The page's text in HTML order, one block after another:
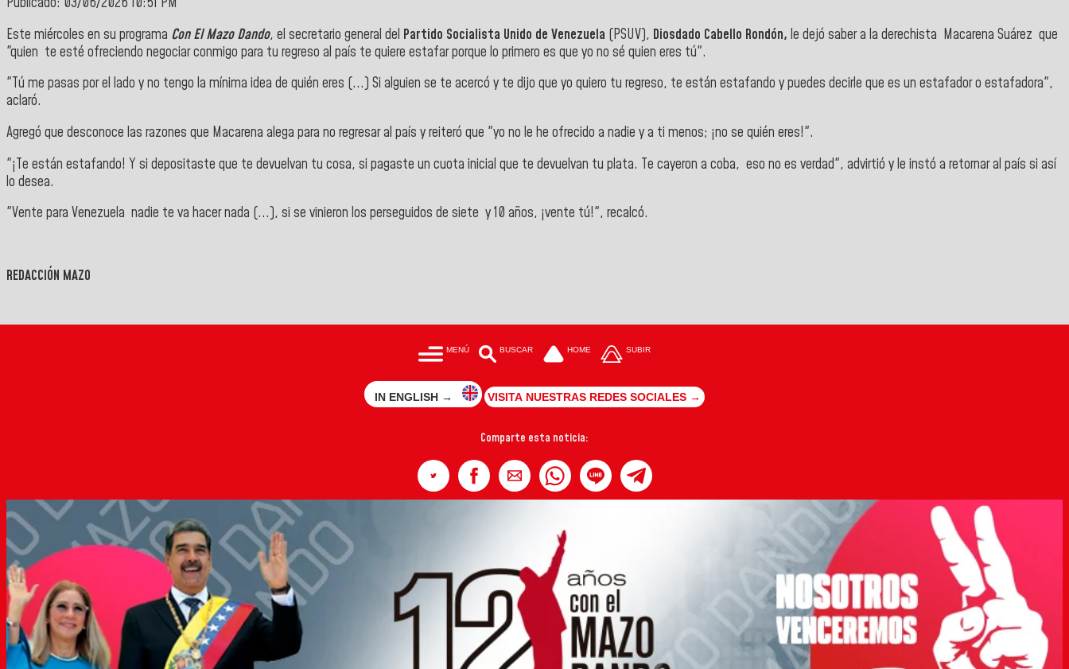
Este miércoles en su programa Con El Mazo Dando, el secretario general del Partido Socialista Unido de Venezuela (PSUV), Diosdado Cabello Rondón, le dejó saber a la derechista Macarena Suárez que
"quien te esté ofreciendo negociar conmigo para tu regreso al país te quiere estafar porque lo primero es que yo no sé quien eres tú".
"Tú me pasas por el lado y no tengo la mínima idea de quién eres (...) Si alguien se te acercó y te dijo que yo quiero tu regreso, te están estafando y puedes decirle que es un estafador o estafadora",
aclaró.
Agregó que desconoce las razones que Macarena alega para no regresar al país y reiteró que "yo no le he ofrecido a nadie y a ti menos; ¡no se quién eres!".
"¡Te están estafando! Y si depositaste que te devuelvan tu cosa, si pagaste un cuota inicial que te devuelvan tu plata. Te cayeron a coba, eso no es verdad", advirtió y le instó a retornar al país si así
lo desea.
"Vente para Venezuela nadie te va hacer nada (...), si se vinieron los perseguidos de siete y 10 años, ¡vente tú!", recalcó.
REDACCIÓN MAZO
MENÚ BUSCAR HOME SUBIR
IN ENGLISH → VISITA NUESTRAS REDES SOCIALES →
Comparte esta noticia: